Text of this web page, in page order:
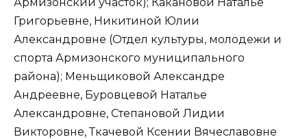
Григорьевне, Никитиной Юлии
Александровне (Отдел культуры, молодежи и
спорта Армизонского муниципального
района); Меньщиковой Александре
Андреевне, Буровцевой Наталье
Александровне, Степановой Лидии
Викторовне, Ткачевой Ксении Вячеславовне